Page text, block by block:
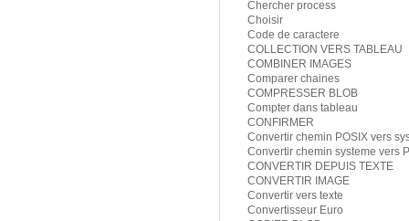
Chercher process
Choisir
Code de caractere
COLLECTION VERS TABLEAU
COMBINER IMAGES
Comparer chaines
COMPRESSER BLOB
Compter dans tableau
CONFIRMER
Convertir chemin POSIX vers
Convertir chemin systeme vers
CONVERTIR DEPUIS TEXTE
CONVERTIR IMAGE
Convertir vers texte
Convertisseur Euro